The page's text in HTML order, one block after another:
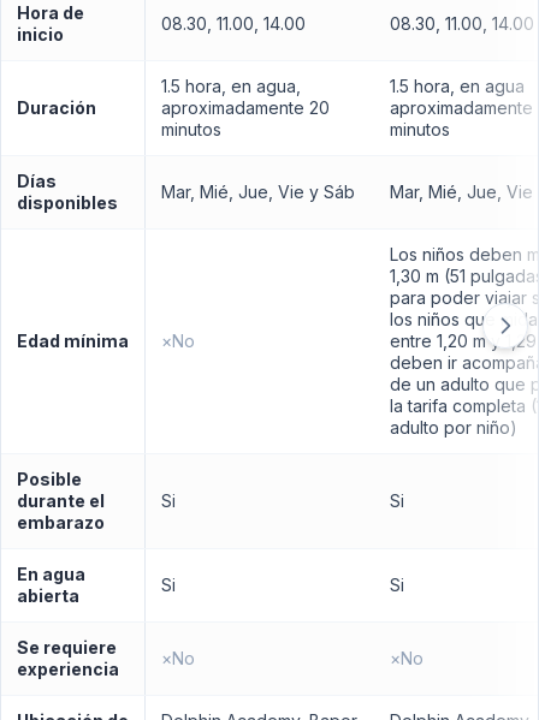
Hora de
inicio
08.30, 11.00, 14.00 08.30, 11.00, 14.00
Duración
1.5 hora, en agua,
aproximadamente 20
minutos
1.5 hora, en agua
aproximadamente
minutos
Días
disponibles
Mar, Mié, Jue, Vie y Sáb Mar, Mié, Jue, Vie
Edad mínima ×No
Los niños deben
1,30 m (51
para poder viajar
los niños que
entre 1,20 m y
deben ir
de un adulto que
la tarifa completa
adulto por niño)
Posible
durante el
embarazo
Si Si
En agua
abierta
Si Si
Se requiere
experiencia
×No ×No